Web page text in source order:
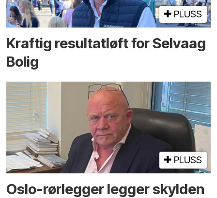
PLUSS
Kraftig resultatløft for Selvaag
Bolig
PLUSS
Oslo-rørlegger legger skylden